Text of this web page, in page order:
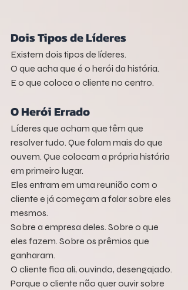
Dois Tipos de Líderes
Existem dois tipos de líderes.
O que acha que é o herói da história.
E o que coloca o cliente no centro.
O Herói Errado
Líderes que acham que têm que
resolver tudo. Que falam mais do que
ouvem. Que colocam a própria história
em primeiro lugar.
Eles entram em uma reunião com o
cliente e já começam a falar sobre eles
mesmos.
Sobre a empresa deles. Sobre o que
eles fazem. Sobre os prêmios que
ganharam.
O cliente fica ali, ouvindo, desengajado.
Porque o cliente não quer ouvir sobre